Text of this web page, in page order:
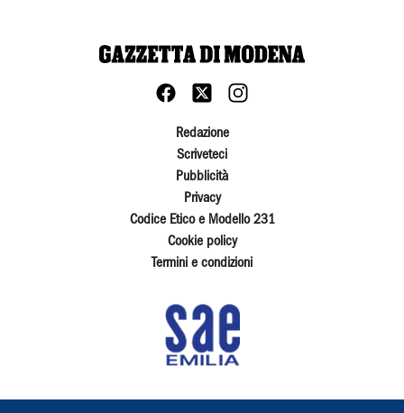
Redazione
Scriveteci
Pubblicità
Privacy
Codice Etico e Modello 231
Cookie policy
Termini e condizioni